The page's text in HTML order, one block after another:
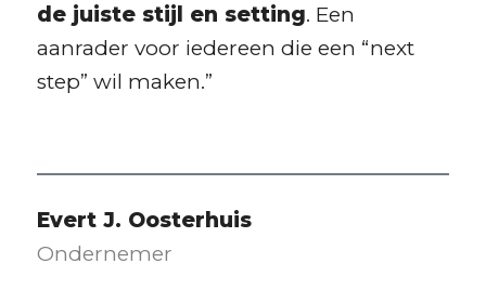
de juiste stijl en setting. Een
aanrader voor iedereen die een “next
step” wil maken.”
Evert J. Oosterhuis
Ondernemer